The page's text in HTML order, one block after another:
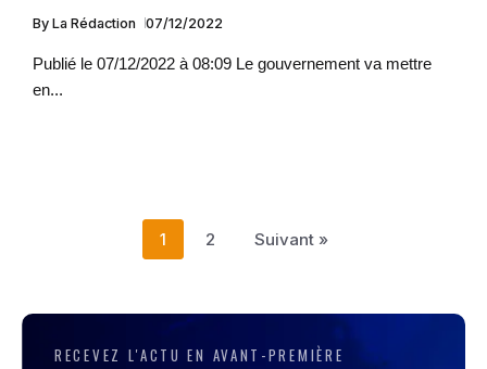
By La Rédaction 07/12/2022
Publié le 07/12/2022 à 08:09 Le gouvernement va mettre
en...
1 2 Suivant »
RECEVEZ L'ACTU EN AVANT-PREMIÈRE